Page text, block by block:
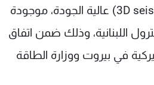
ثلاثية الأبعاد (3D seismic data) عالية الجودة، موجودة
اللبنانية، وذلك ضمن اتفاق
في بيروت ووزارة الطاقة